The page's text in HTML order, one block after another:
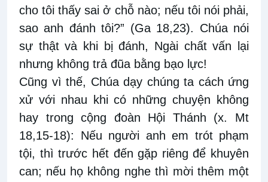
cho tôi thấy sai ở chỗ nào; nếu tôi nói phải,
sao anh đánh tôi?” (Ga 18,23). Chúa nói
sự thật và khi bị đánh, Ngài chất vấn lại
nhưng không trả đũa bằng bạo lực!
Cũng vì thế, Chúa dạy chúng ta cách ứng
xử với nhau khi có những chuyện không
hay trong cộng đoàn Hội Thánh (x. Mt
18,15-18): Nếu người anh em trót phạm
tội, thì trước hết đến gặp riêng để khuyên
can; nếu họ không nghe thì mời thêm một